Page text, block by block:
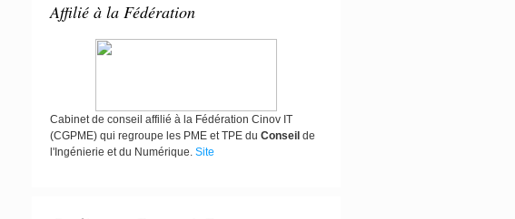
Affilié à la Fédération
Cabinet de conseil affilié à la Fédération Cinov IT
(CGPME) qui regroupe les PME et TPE du Conseil de
l'Ingénierie et du Numérique. Site